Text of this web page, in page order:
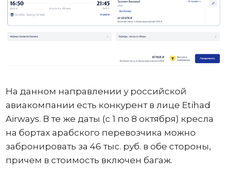
На данном направлении у российской
авиакомпании есть конкурент в лице Etihad
Airways. В те же даты (с 1 по 8 октября) кресла
на бортах арабского перевозчика можно
забронировать за 46 тыс. руб. в обе стороны,
причем в стоимость включен багаж.